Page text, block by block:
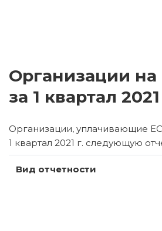
Организации на
за 1 квартал 2021
Ор­га­ни­за­ции, упла­чи­ва­ю­щие
1 квар­тал 2021 г. сле­ду­ю­щую
Вид от­чет­но­сти